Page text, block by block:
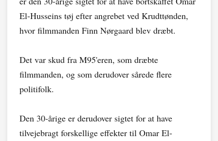
El-Husseins tøj efter angrebet ved Krudttønden,
hvor filmmanden Finn Nørgaard blev dræbt.
Det var skud fra M95'eren, som dræbte
filmmanden, og som derudover sårede flere
politifolk.
Den 30-årige er derudover sigtet for at have
tilvejebragt forskellige effekter til Omar El-